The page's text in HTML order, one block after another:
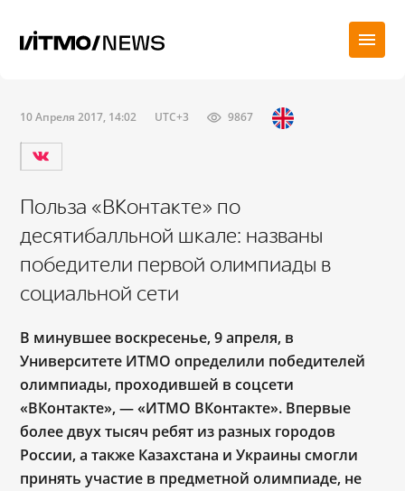
10 Апреля 2017, 14:02 UTC+3 9867
Польза «ВКонтакте» по
десятибалльной шкале: названы
победители первой олимпиады в
социальной сети
В минувшее воскресенье, 9 апреля, в
Университете ИТМО определили победителей
олимпиады, проходившей в соцсети
«ВКонтакте», — «ИТМО ВКонтакте». Впервые
более двух тысяч ребят из разных городов
России, а также Казахстана и Украины смогли
принять участие в предметной олимпиаде, не